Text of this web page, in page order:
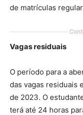
de matrículas
Vagas residuais
O período para a
das vagas residuais
de 2023. O
terá até 24 horas